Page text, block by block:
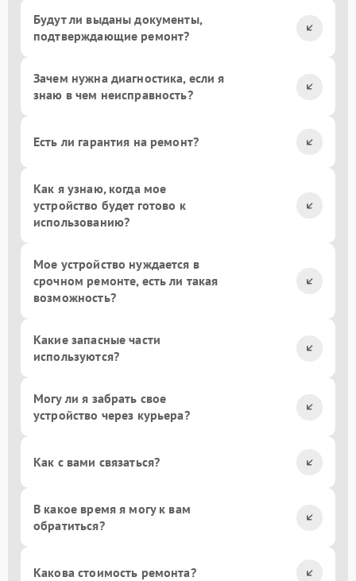
Будут ли выданы документы,
подтверждающие ремонт?
Зачем нужна диагностика, если я
знаю в чем неисправность?
Есть ли гарантия на ремонт?
Как я узнаю, когда мое
устройство будет готово к
использованию?
Мое устройство нуждается в
срочном ремонте, есть ли такая
возможность?
Какие запасные части
используются?
Могу ли я забрать свое
устройство через курьера?
Как с вами связаться?
В какое время я могу к вам
обратиться?
Какова стоимость ремонта?